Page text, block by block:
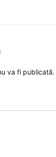
va fi publicată.